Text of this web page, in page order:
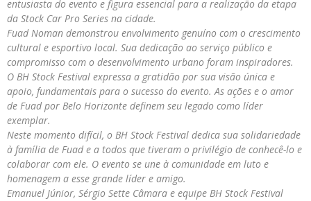
entusiasta do evento e figura essencial para a realização da etapa
da Stock Car Pro Series na cidade.
Fuad Noman demonstrou envolvimento genuíno com o crescimento
cultural e esportivo local. Sua dedicação ao serviço público e
compromisso com o desenvolvimento urbano foram inspiradores.
O BH Stock Festival expressa a gratidão por sua visão única e
apoio, fundamentais para o sucesso do evento. As ações e o amor
de Fuad por Belo Horizonte definem seu legado como líder
exemplar.
Neste momento difícil, o BH Stock Festival dedica sua solidariedade
à família de Fuad e a todos que tiveram o privilégio de conhecê-lo e
colaborar com ele. O evento se une à comunidade em luto e
homenagem a esse grande líder e amigo.
Emanuel Júnior, Sérgio Sette Câmara e equipe BH Stock Festival